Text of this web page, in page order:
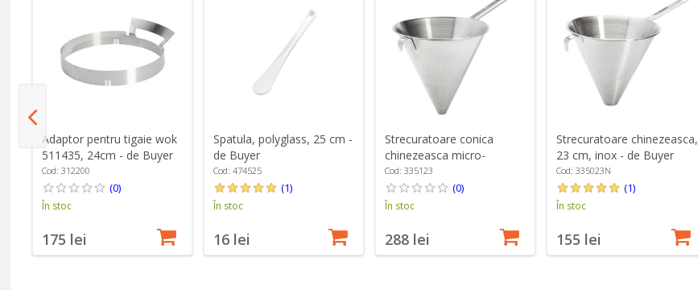
Adaptor pentru tigaie wok
511435, 24cm - de Buyer
Cod: 312200
(0)
În stoc
175 lei
Spatula, polyglass, 25 cm -
de Buyer
Cod: 474525
(1)
În stoc
16 lei
Strecuratoare conica
chinezeasca micro-
perforata, 23 cm - de
Buyer
Cod: 335123
(0)
În stoc
288 lei
Strecuratoare chinezeasca,
23 cm, inox - de Buyer
Cod: 335023N
(1)
În stoc
155 lei